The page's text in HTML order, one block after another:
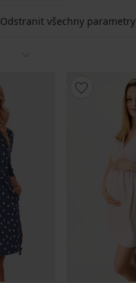
Odstranit všechny parametry